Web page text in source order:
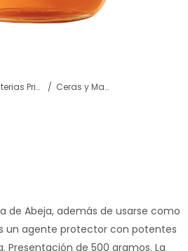
Materias Primas Ceras y Mantecas
de Abeja, además de usarse como
un agente protector con potentes
de 500 gramos. La